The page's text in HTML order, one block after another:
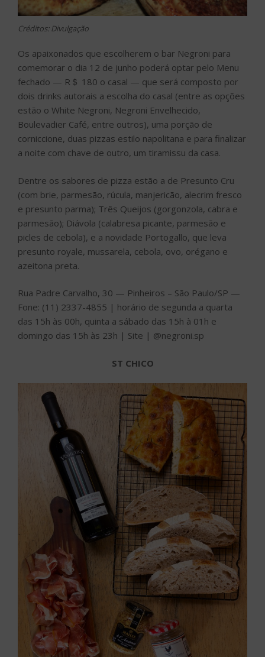
Créditos: Divulgação
Os apaixonados que escolherem o bar Negroni para
comemorar o dia 12 de junho poderá optar pelo Menu
fechado — R＄ 180 o casal — que será composto por
dois drinks autorais a escolha do casal (entre as opções
estão o White Negroni, Negroni Envelhecido,
Boulevadier Café, entre outros), uma porção de
corniccione, duas pizzas estilo napolitana e para finalizar
a noite com chave de outro, um tiramissu da casa.
Dentre os sabores de pizza estão a de Presunto Cru
(com brie, parmesão, rúcula, manjericão, alecrim fresco
e presunto parma); Três Queijos (gorgonzola, cabra e
parmesão); Diávola (calabresa picante, parmesão e
picles de cebola), e a novidade Portogallo, que leva
presunto royale, mussarela, cebola, ovo, orégano e
azeitona preta.
Rua Padre Carvalho, 30 — Pinheiros – São Paulo/SP —
Fone: (11) 2337-4855 | horário de segunda a quarta
das 15h às 00h, quinta a sábado das 15h à 01h e
domingo das 15h às 23h | Site | @negroni.sp
ST CHICO